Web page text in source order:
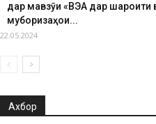
дар мавзӯи «ВЭА дар шароити
муборизаҳои...
22.05.2024
Ахбор